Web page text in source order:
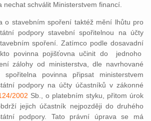
nechat schválit Ministerstvem financí.
o stavebním spoření taktéž mění lhůtu pro
podpory stavební spořitelnou na účty
spoření. Zatímco podle dosavadní
povinna pojišťovna učinit do jednoho
zálohy od ministerstva, dle navrhované
povinna připsat ministerstvem
podpory na účty účastníků v zákonné
2002 Sb., o platebním styku, přitom úrok
jejich účastník nejpozději do druhého
podpory. Tato právní úprava se má